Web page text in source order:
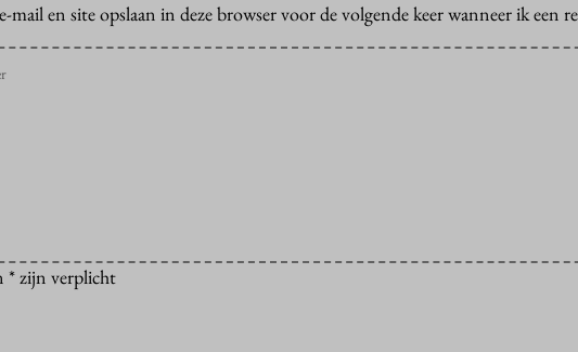
mail en site opslaan in deze browser voor de volgende keer wanneer ik een
* zijn verplicht